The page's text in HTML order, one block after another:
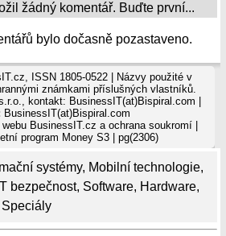
systémy, Mobilní technologie,
IT bezpečnost, Software, Hardware,
Speciály
žádný komentář. Buďte první...
bylo dočasně pozastaveno.
ISSN 1805-0522 | Názvy použité v
známkami příslušných vlastníků.
kontakt: BusinessIT(at)Bispiral.com |
BusinessIT(at)Bispiral.com
webu BusinessIT.cz a ochrana soukromí|
program Money S3 | pg(2306)